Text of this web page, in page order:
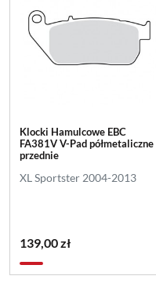
Klocki Hamulcowe EBC
FA381V V-Pad półmetaliczne
przednie
XL Sportster 2004-2013
139,00 zł